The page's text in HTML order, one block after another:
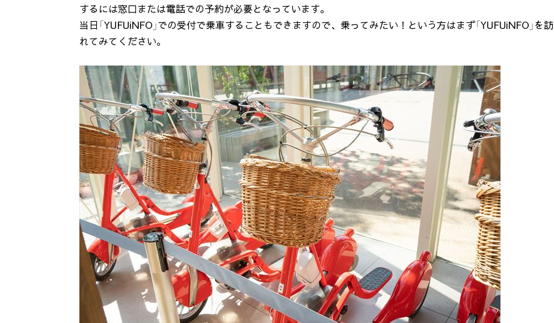
するには窓口または電話での予約が必要となっています。
当日「YUFUiNFO」での受付で乗車することもできますので、乗ってみたい！という方はまず「YUFUiNFO」を訪
れてみてください。